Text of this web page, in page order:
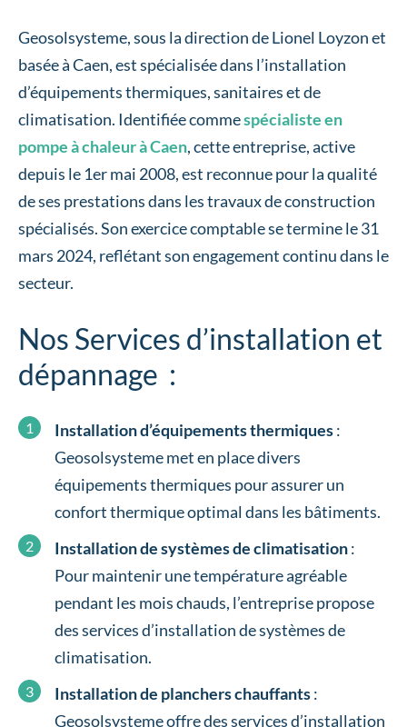
Geosolsysteme, sous la direction de Lionel Loyzon et
basée à Caen, est spécialisée dans l’installation
d’équipements thermiques, sanitaires et de
climatisation. Identifiée commespécialiste en
pompe à chaleur à Caen, cette entreprise, active
depuis le 1er mai 2008, est reconnue pour la qualité
de ses prestations dans les travaux de construction
spécialisés. Son exercice comptable se termine le 31
mars 2024, reflétant son engagement continu dans le
secteur.
Nos Services d’installation et
dépannage :
Installation d’équipements thermiques:
Geosolsysteme met en place divers
équipements thermiques pour assurer un
confort thermique optimal dans les bâtiments.
Installation de systèmes de climatisation:
Pour maintenir une température agréable
pendant les mois chauds, l’entreprise propose
des services d’installation de systèmes de
climatisation.
Installation de planchers chauffants:
Geosolsysteme offre des services d’installation